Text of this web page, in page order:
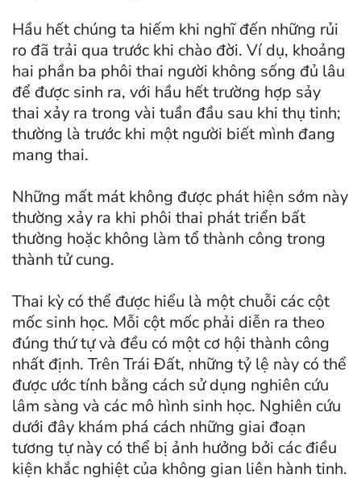
Hầu hết chúng ta hiếm khi nghĩ đến những rủi
ro đã trải qua trước khi chào đời. Ví dụ, khoảng
hai phần ba phôi thai người không sống đủ lâu
để được sinh ra, với hầu hết trường hợp sảy
thai xảy ra trong vài tuần đầu sau khi thụ tinh;
thường là trước khi một người biết mình đang
mang thai.
Những mất mát không được phát hiện sớm này
thường xảy ra khi phôi thai phát triển bất
thường hoặc không làm tổ thành công trong
thành tử cung.
Thai kỳ có thể được hiểu là một chuỗi các cột
mốc sinh học. Mỗi cột mốc phải diễn ra theo
đúng thứ tự và đều có một cơ hội thành công
nhất định. Trên Trái Đất, những tỷ lệ này có thể
được ước tính bằng cách sử dụng nghiên cứu
lâm sàng và các mô hình sinh học. Nghiên cứu
dưới đây khám phá cách những giai đoạn
tương tự này có thể bị ảnh hưởng bởi các điều
kiện khắc nghiệt của không gian liên hành tinh.